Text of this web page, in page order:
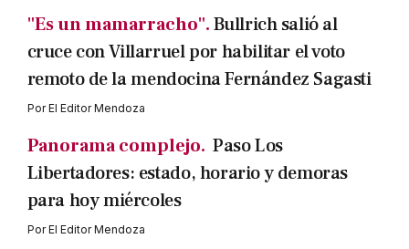
"Es un mamarracho".Bullrich salió al
cruce con Villarruel por habilitar el voto
remoto de la mendocina Fernández Sagasti
PorEl Editor Mendoza
Panorama complejo. Paso Los
Libertadores: estado, horario y demoras
para hoy miércoles
PorEl Editor Mendoza